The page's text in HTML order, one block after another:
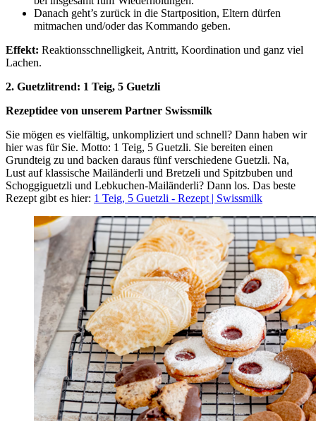
Danach geht’s zurück in die Startposition, Eltern dürfen
mitmachen und/oder das Kommando geben.
Effekt: Reaktionsschnelligkeit, Antritt, Koordination und ganz viel
Lachen.
2. Guetzlitrend: 1 Teig, 5 Guetzli
Rezeptidee von unserem Partner Swissmilk
Sie mögen es vielfältig, unkompliziert und schnell? Dann haben wir
hier was für Sie. Motto: 1 Teig, 5 Guetzli. Sie bereiten einen
Grundteig zu und backen daraus fünf verschiedene Guetzli. Na,
Lust auf klassische Mailänderli und Bretzeli und Spitzbuben und
Schoggiguetzli und Lebkuchen-Mailänderli? Dann los. Das beste
Rezept gibt es hier: 1 Teig, 5 Guetzli - Rezept | Swissmilk